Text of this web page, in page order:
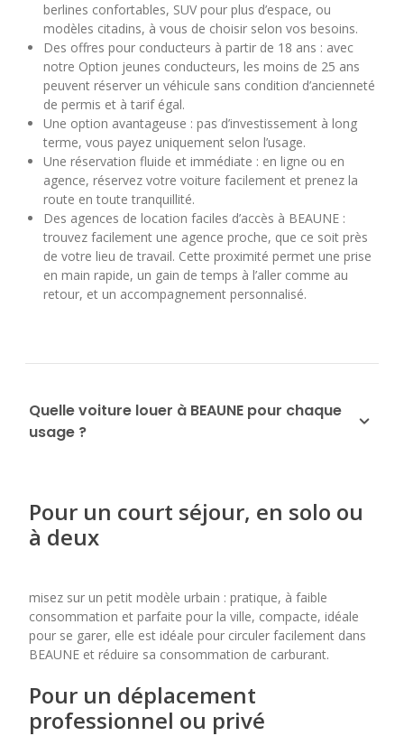
berlines confortables, SUV pour plus d’espace, ou
modèles citadins, à vous de choisir selon vos besoins.
Des offres pour conducteurs à partir de 18 ans : avec
notre Option jeunes conducteurs, les moins de 25 ans
peuvent réserver un véhicule sans condition d’ancienneté
de permis et à tarif égal.
Une option avantageuse : pas d’investissement à long
terme, vous payez uniquement selon l’usage.
Une réservation fluide et immédiate : en ligne ou en
agence, réservez votre voiture facilement et prenez la
route en toute tranquillité.
Des agences de location faciles d’accès à BEAUNE :
trouvez facilement une agence proche, que ce soit près
de votre lieu de travail. Cette proximité permet une prise
en main rapide, un gain de temps à l’aller comme au
retour, et un accompagnement personnalisé.
Quelle voiture louer à BEAUNE pour chaque
usage ?
Pour un court séjour, en solo ou
à deux
misez sur un petit modèle urbain : pratique, à faible
consommation et parfaite pour la ville, compacte, idéale
pour se garer, elle est idéale pour circuler facilement dans
BEAUNE et réduire sa consommation de carburant.
Pour un déplacement
professionnel ou privé